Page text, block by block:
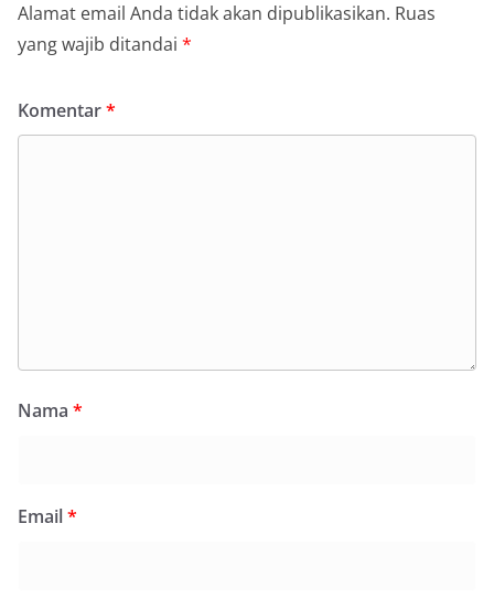
Alamat email Anda tidak akan dipublikasikan. Ruas
yang wajib ditandai *
Komentar*
Nama *
Email*